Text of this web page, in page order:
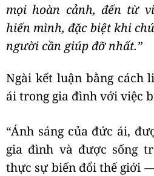
mọi hoàn cảnh, đến từ
hiến mình, đặc biệt khi
người cần giúp đỡ nhất.”
Ngài kết luận bằng cách
ái trong gia đình với việc
“Ánh sáng của đức ái,
gia đình và được sống
thực sự biến đổi thế giới